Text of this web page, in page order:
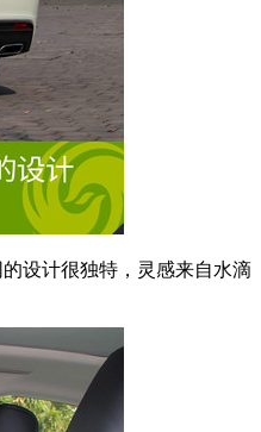
设计很独特，灵感来自水滴